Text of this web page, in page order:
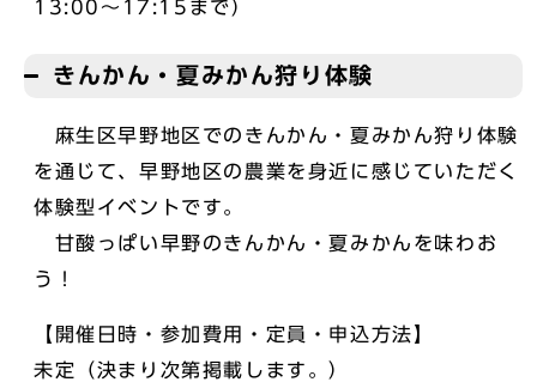
13:00～17:15まで）
きんかん・夏みかん狩り体験
麻生区早野地区でのきんかん・夏みかん狩り体験
を通じて、早野地区の農業を身近に感じていただく
体験型イベントです。
甘酸っぱい早野のきんかん・夏みかんを味わお
う！
【開催日時・参加費用・定員・申込方法】
未定（決まり次第掲載します。）